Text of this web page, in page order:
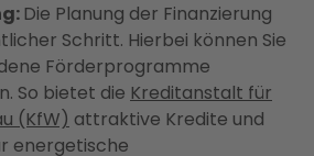
Die Planung der Finanzierung
Schritt. Hierbei können Sie
Förderprogramme
So bietet die Kreditanstalt für
(KfW) attraktive Kredite und
energetische